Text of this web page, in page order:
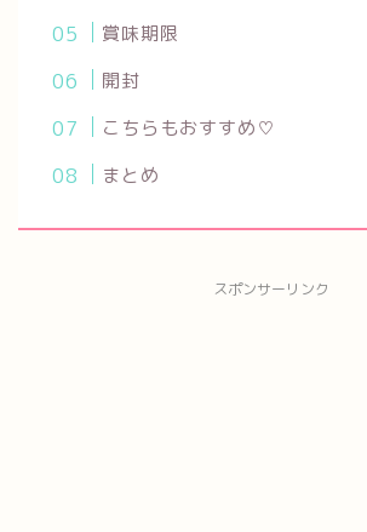
賞味期限
開封
こちらもおすすめ♡
まとめ
スポンサーリンク